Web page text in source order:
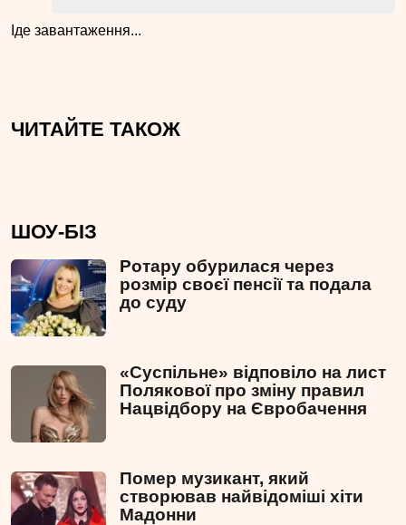
Іде завантаження...
ЧИТАЙТЕ ТАКОЖ
ШОУ-БІЗ
Ротару обурилася через
розмір своєї пенсії та подала
до суду
«Суспільне» відповіло на лист
Полякової про зміну правил
Нацвідбору на Євробачення
Помер музикант, який
створював найвідоміші хіти
Мадонни